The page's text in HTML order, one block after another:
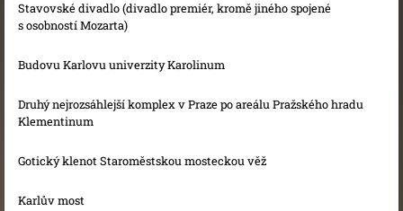
Stavovské divadlo (divadlo premiér, kromě jiného spojené
s osobností Mozarta)
Budovu Karlovu univerzity Karolinum
Druhý nejrozsáhlejší komplex v Praze po areálu Pražského hradu
Klementinum
Gotický klenot Staroměstskou mosteckou věž
Karlův most